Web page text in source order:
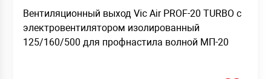
Вентиляционный выход Vic Air PROF-20 TURBO с
электровентилятором изолированный
125/160/500 для профнастила волной МП-20